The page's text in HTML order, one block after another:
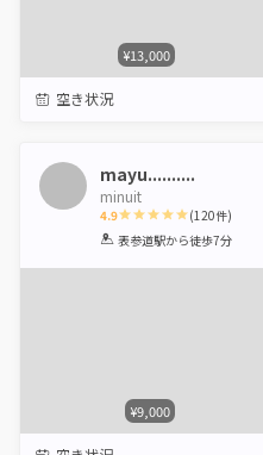
¥13,000
空き状況
mayu..........
minuit
4.9
1 2 3 4 5
(120件)
表参道駅から徒歩7分
¥9,000